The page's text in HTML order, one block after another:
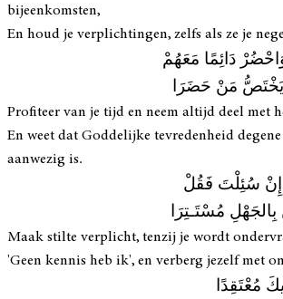
bijeenkomsten,
En houd je verplichtingen, zelfs als ze je
دَائِمًا مَعَهُمْ
يَخْتَصُّ مَنْ حَضَرَا
Profiteer van je tijd en neem altijd deel met
En weet dat Goddelijke tevredenheid
aanwezig is.
إِنْ سُئِلْتَ فَقُلْ
مُسْتَـتِرَا
Maak stilte verplicht, tenzij je wordt
'Geen kennis heb ik', en verberg jezelf met
مُعْتَقِدًا